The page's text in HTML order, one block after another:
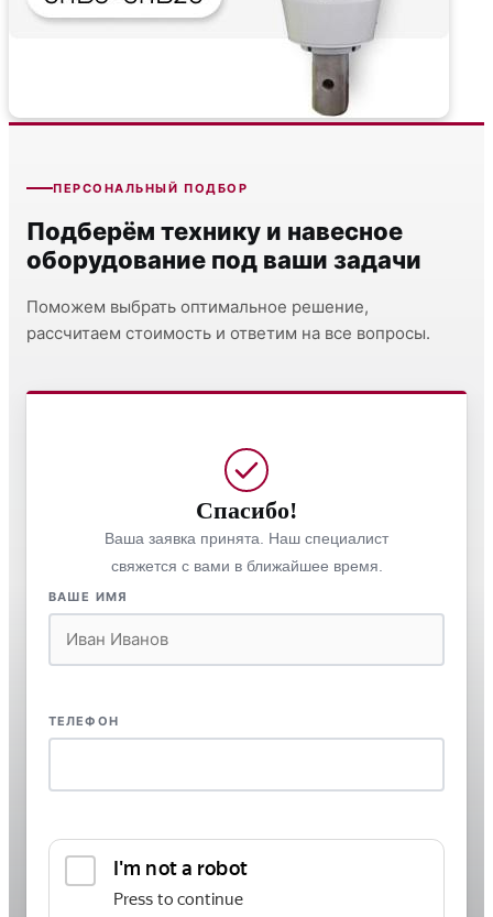
ПЕРСОНАЛЬНЫЙ ПОДБОР
Подберём технику и навесное
оборудование под ваши задачи
Поможем выбрать оптимальное решение,
рассчитаем стоимость и ответим на все вопросы.
Спасибо!
Ваша заявка принята. Наш специалист
свяжется с вами в ближайшее время.
ВАШЕ ИМЯ
ТЕЛЕФОН